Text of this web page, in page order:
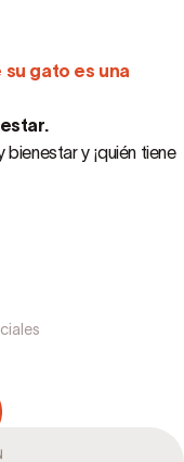
su gato es una
y ¡quién tiene